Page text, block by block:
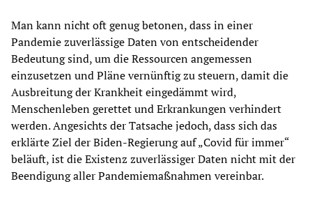
Man kann nicht oft genug betonen, dass in einer
Pandemie zuverlässige Daten von entscheidender
Bedeutung sind, um die Ressourcen angemessen
einzusetzen und Pläne vernünftig zu steuern, damit die
Ausbreitung der Krankheit eingedämmt wird,
Menschenleben gerettet und Erkrankungen verhindert
werden. Angesichts der Tatsache jedoch, dass sich das
erklärte Ziel der Biden-Regierung auf „Covid für immer“
beläuft, ist die Existenz zuverlässiger Daten nicht mit der
Beendigung aller Pandemiemaßnahmen vereinbar.